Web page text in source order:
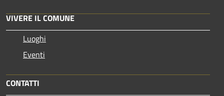
VIVERE IL COMUNE
Luoghi
Eventi
CONTATTI